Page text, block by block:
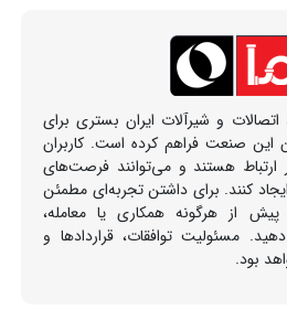
و شیرآلات ایران بستری برای
این صنعت فراهم کرده است. کاربران
ارتباط هستند و می‌توانند فرصت‌های
کنند. برای داشتن تجربه‌ای مطمئن
از هرگونه همکاری یا معامله،
مسئولیت توافقات، قراردادها و
بود.